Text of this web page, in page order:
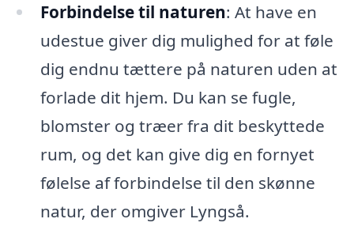
Forbindelse til naturen: At have en
udestue giver dig mulighed for at føle
dig endnu tættere på naturen uden at
forlade dit hjem. Du kan se fugle,
blomster og træer fra dit beskyttede
rum, og det kan give dig en fornyet
følelse af forbindelse til den skønne
natur, der omgiver Lyngså.